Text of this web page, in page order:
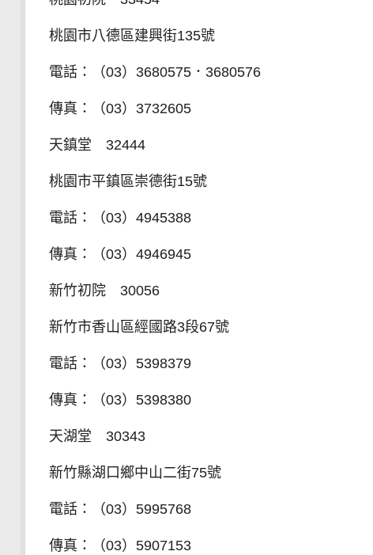
桃園市八德區建興街135號
電話：（03）3680575．3680576
傳真：（03）3732605
天鎮堂 32444
桃園市平鎮區崇德街15號
電話：（03）4945388
傳真：（03）4946945
新竹初院 30056
新竹市香山區經國路3段67號
電話：（03）5398379
傳真：（03）5398380
天湖堂 30343
新竹縣湖口鄉中山二街75號
電話：（03）5995768
傳真：（03）5907153